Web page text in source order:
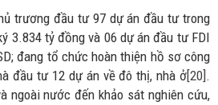
trương đầu tư 97 dự án đầu tư trong
3.834 tỷ đồng và 06 dự án đầu tư FDI
đang tổ chức hoàn thiện hồ sơ công
đầu tư 12 dự án về đô thị, nhà ở[20].
ngoài nước đến khảo sát nghiên cứu,